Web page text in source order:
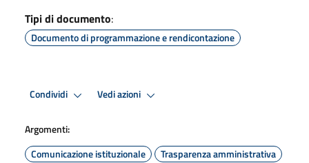
Tipi di documento:
Documento di programmazione e rendicontazione
Condividi Vedi azioni
Argomenti:
Comunicazione istituzionale
Trasparenza amministrativa